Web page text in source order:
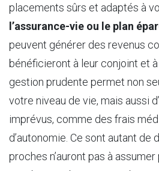
placements sûrs et adaptés à
l’assurance-vie ou le plan
peuvent générer des revenus
bénéficieront à leur conjoint et
gestion prudente permet non
votre niveau de vie, mais aussi
imprévus, comme des frais
d’autonomie. Ce sont autant de
proches n’auront pas à